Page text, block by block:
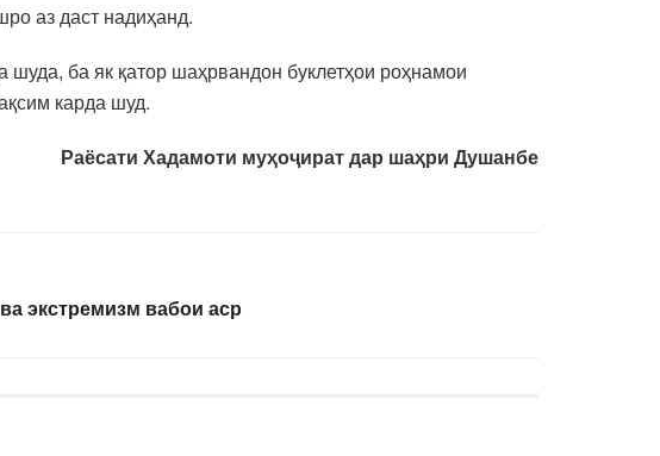
аз даст надиҳанд.
ба як қатор шаҳрвандон буклетҳои роҳнамои
карда шуд.
Раёсати Хадамоти муҳоҷират дар шаҳри Душанбе
экстремизм вабои аср